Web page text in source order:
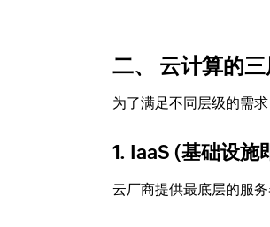
二、 云计算的
为了满足不同层级的需
1. IaaS (基础设
云厂商提供最底层的服